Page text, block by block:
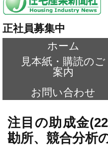
正社員募集中
ホーム
見本紙・購読のご
案内
お問い合わせ
注目の助成金
勘所、競合分析